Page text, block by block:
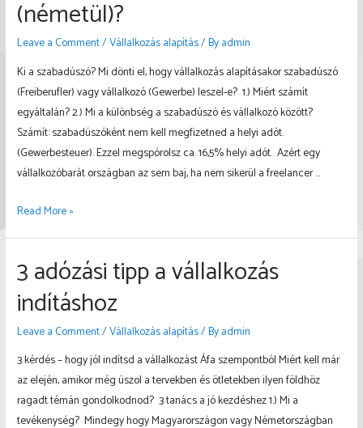
(németül)?
Leave a Comment/Vállalkozás alapítás/ Byadmin
Ki a szabadúszó? Mi dönti el, hogy vállalkozás alapításakor szabadúszó
(Freiberufler) vagy vállalkozó (Gewerbe) leszel-e? 1.) Miért számít
egyáltalán? 2.) Mi a különbség a szabadúszó és vállalkozó között?
Számít: szabadúszóként nem kell megfizetned a helyi adót.
(Gewerbesteuer). Ezzel megspórolsz ca. 16,5% helyi adót. Azért egy
vállalkozóbarát országban az sem baj, ha nem sikerül a freelancer …
Ki
avagy
Freiberufler
(németül)?
Read More »
3 adózási tipp a vállalkozás
indításhoz
Leave a Comment/Vállalkozás alapítás/ Byadmin
3 kérdés – hogy jól indítsd a vállalkozást Áfa szempontból Miért kell már
az elején, amikor még úszol a tervekben és ötletekben ilyen földhöz
ragadt témán gondolkodnod? 3 tanács a jó kezdéshez 1.) Mi a
tevékenység? Mindegy hogy Magyarországon vagy Németországban